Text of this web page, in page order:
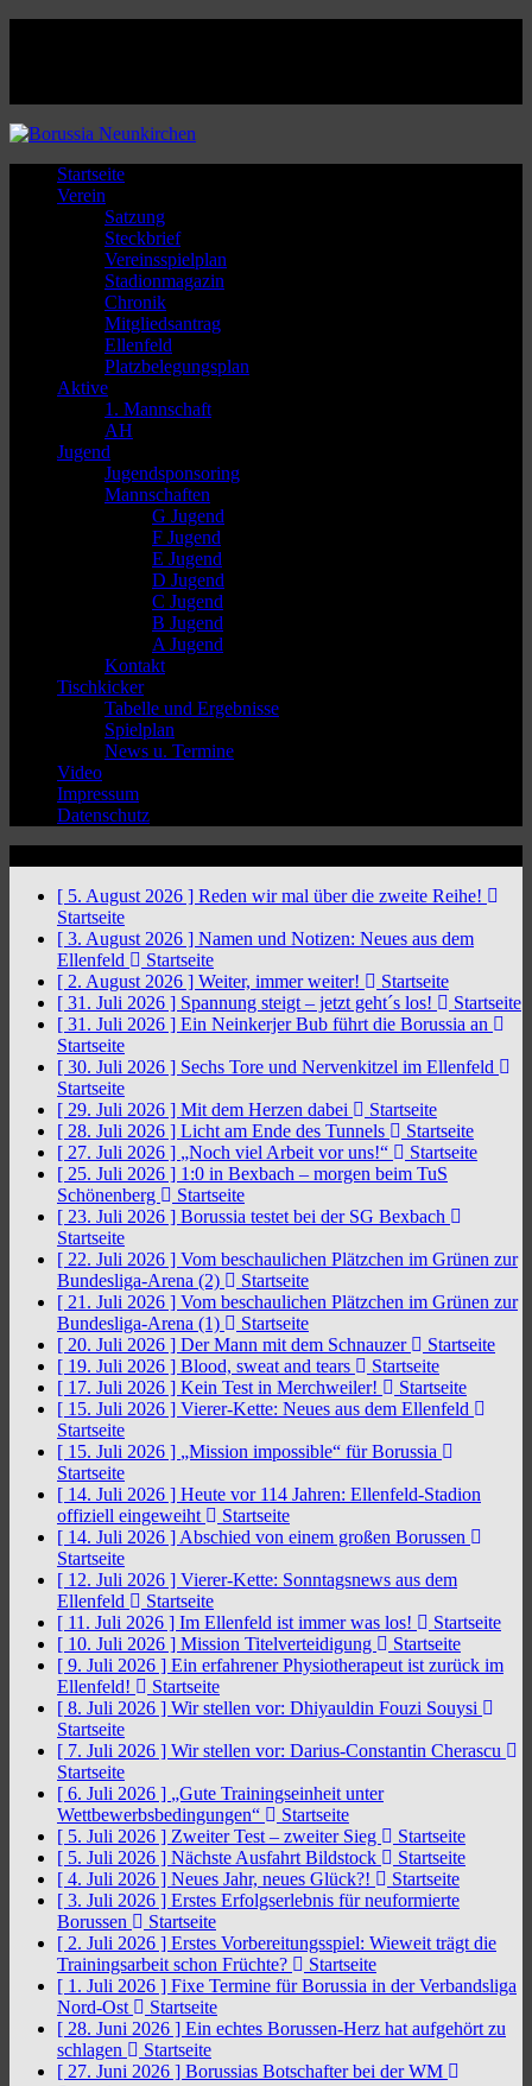
Startseite
Verein
Satzung
Steckbrief
Vereinsspielplan
Stadionmagazin
Chronik
Mitgliedsantrag
Ellenfeld
Platzbelegungsplan
Aktive
1. Mannschaft
AH
Jugend
Jugendsponsoring
Mannschaften
G Jugend
F Jugend
E Jugend
D Jugend
C Jugend
B Jugend
A Jugend
Kontakt
Tischkicker
Tabelle und Ergebnisse
Spielplan
News u. Termine
Video
Impressum
Datenschutz
[ 5. August 2026 ] Reden wir mal über die zweite Reihe!
Startseite
[ 3. August 2026 ] Namen und Notizen: Neues aus dem
Ellenfeld
Startseite
[ 2. August 2026 ] Weiter, immer weiter!
Startseite
[ 31. Juli 2026 ] Spannung steigt – jetzt geht´s los!
Startseite
[ 31. Juli 2026 ] Ein Neinkerjer Bub führt die Borussia an
Startseite
[ 30. Juli 2026 ] Sechs Tore und Nervenkitzel im Ellenfeld
Startseite
[ 29. Juli 2026 ] Mit dem Herzen dabei
Startseite
[ 28. Juli 2026 ] Licht am Ende des Tunnels
Startseite
[ 27. Juli 2026 ] „Noch viel Arbeit vor uns!“
Startseite
[ 25. Juli 2026 ] 1:0 in Bexbach – morgen beim TuS
Schönenberg
Startseite
[ 23. Juli 2026 ] Borussia testet bei der SG Bexbach
Startseite
[ 22. Juli 2026 ] Vom beschaulichen Plätzchen im Grünen zur
Bundesliga-Arena (2)
Startseite
[ 21. Juli 2026 ] Vom beschaulichen Plätzchen im Grünen zur
Bundesliga-Arena (1)
Startseite
[ 20. Juli 2026 ] Der Mann mit dem Schnauzer
Startseite
[ 19. Juli 2026 ] Blood, sweat and tears
Startseite
[ 17. Juli 2026 ] Kein Test in Merchweiler!
Startseite
[ 15. Juli 2026 ] Vierer-Kette: Neues aus dem Ellenfeld
Startseite
[ 15. Juli 2026 ] „Mission impossible“ für Borussia
Startseite
[ 14. Juli 2026 ] Heute vor 114 Jahren: Ellenfeld-Stadion
offiziell eingeweiht
Startseite
[ 14. Juli 2026 ] Abschied von einem großen Borussen
Startseite
[ 12. Juli 2026 ] Vierer-Kette: Sonntagsnews aus dem
Ellenfeld
Startseite
[ 11. Juli 2026 ] Im Ellenfeld ist immer was los!
Startseite
[ 10. Juli 2026 ] Mission Titelverteidigung
Startseite
[ 9. Juli 2026 ] Ein erfahrener Physiotherapeut ist zurück im
Ellenfeld!
Startseite
[ 8. Juli 2026 ] Wir stellen vor: Dhiyauldin Fouzi Souysi
Startseite
[ 7. Juli 2026 ] Wir stellen vor: Darius-Constantin Cherascu
Startseite
[ 6. Juli 2026 ] „Gute Trainingseinheit unter
Wettbewerbsbedingungen“
Startseite
[ 5. Juli 2026 ] Zweiter Test – zweiter Sieg
Startseite
[ 5. Juli 2026 ] Nächste Ausfahrt Bildstock
Startseite
[ 4. Juli 2026 ] Neues Jahr, neues Glück?!
Startseite
[ 3. Juli 2026 ] Erstes Erfolgserlebnis für neuformierte
Borussen
Startseite
[ 2. Juli 2026 ] Erstes Vorbereitungsspiel: Wieweit trägt die
Trainingsarbeit schon Früchte?
Startseite
[ 1. Juli 2026 ] Fixe Termine für Borussia in der Verbandsliga
Nord-Ost
Startseite
[ 28. Juni 2026 ] Ein echtes Borussen-Herz hat aufgehört zu
schlagen
Startseite
[ 27. Juni 2026 ] Borussias Botschafter bei der WM